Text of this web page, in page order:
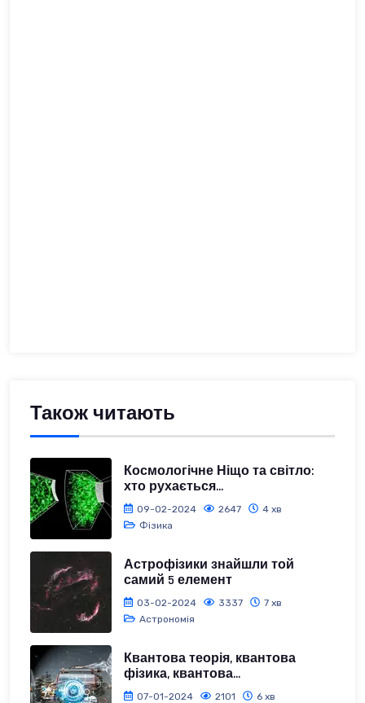
Також читають
Космологічне Ніщо та світло:
хто рухається...
09-02-2024 2647
4 хв
Фізика
Астрофізики знайшли той
самий 5 елемент
03-02-2024 3337
7 хв
Астрономія
Квантова теорія, квантова
фізика, квантова...
07-01-2024 2101
6 хв